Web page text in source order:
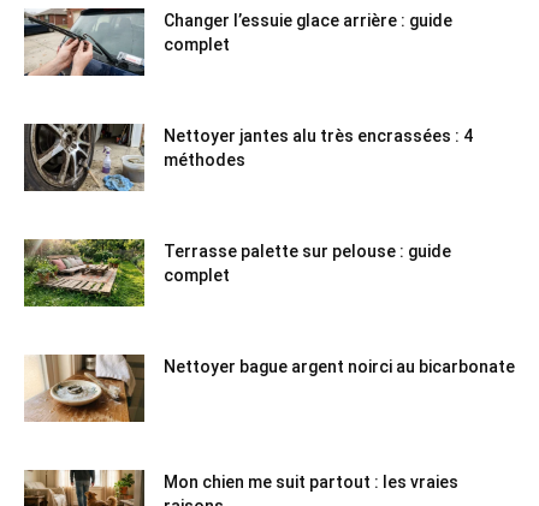
Changer l’essuie glace arrière : guide
complet
Nettoyer jantes alu très encrassées : 4
méthodes
Terrasse palette sur pelouse : guide
complet
Nettoyer bague argent noirci au bicarbonate
Mon chien me suit partout : les vraies